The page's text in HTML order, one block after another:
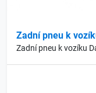
Zadní pneu k
Zadní pneu k vozíku